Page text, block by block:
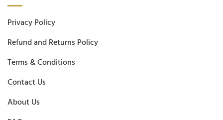
Privacy Policy
Refund and Returns Policy
Terms & Conditions
Contact Us
About Us